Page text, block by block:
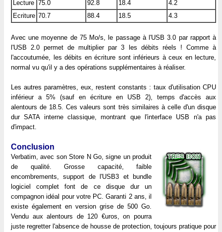
Lecture 75.0 92.8 18.4
4.2
Ecriture 70.7 88.4 18.5 4.3
Avec une moyenne de 75 Mo/s, le passage à l'USB 3.0 par rapport à
l'USB 2.0 permet de multiplier par 3 les débits réels ! Comme à
l'accoutumée, les débits en écriture sont inférieurs à ceux en lecture,
normal vu qu'il y a des opérations supplémentaires à réaliser.
Les autres paramètres, eux, restent constants : taux d'utilisation CPU
inférieur a 5% (sauf en écriture en USB 2), temps d'accès aux
alentours de 18.5. Ces valeurs sont très similaires à celle d'un disque
dur SATA interne classique, montrant que l'interface USB n'a pas
d'impact.
Conclusion
Verbatim, avec son Store N Go, signe un produit
de qualité. Grosse capacité, faible
encombrements, support de l'USB3 et bundle
logiciel complet font de ce disque dur un
compagnon idéal pour votre PC. Garanti 2 ans, il
existe également en version grise de 500 Go.
Vendu aux alentours de 120 €uros, on pourra
juste regretter l'absence de housse de protection, toujours pratique pour